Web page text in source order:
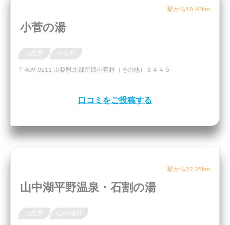
駅から18.40km
小菅の湯
山梨県
〒409-0211 山梨県北都留郡小菅村（その他）３４４５
口コミをご投稿する
駅から22.25km
山中湖平野温泉・石割の湯
山梨県